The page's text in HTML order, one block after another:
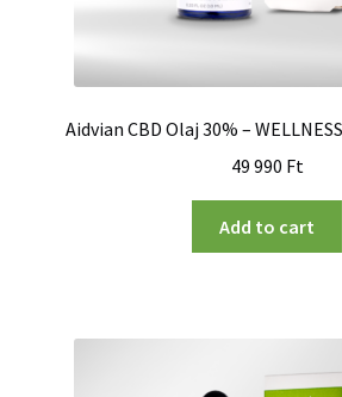
Aidvian CBD Olaj 30% –
49 990 Ft
Add to cart